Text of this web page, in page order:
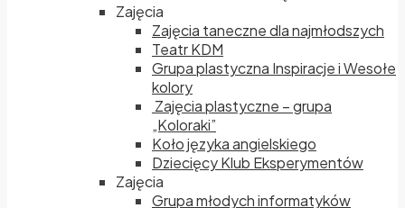
Zajęcia
Zajęcia taneczne dla najmłodszych
Teatr KDM
Grupa plastyczna Inspiracje i Wesołe
kolory
Zajęcia plastyczne – grupa
„Koloraki”
Koło języka angielskiego
Dziecięcy Klub Eksperymentów
Zajęcia
Grupa młodych informatyków